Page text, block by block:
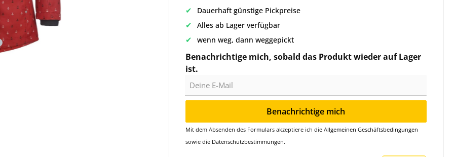
✔ Dauerhaft günstige Pickpreise
✔ Alles ab Lager verfügbar
✔ wenn weg, dann weggepickt
Benachrichtige mich, sobald das Produkt wieder auf Lager
ist.
Benachrichtige mich
Mit dem Absenden des Formulars akzeptiere ich die Allgemeinen Geschäftsbedingungen
sowie die Datenschutzbestimmungen.